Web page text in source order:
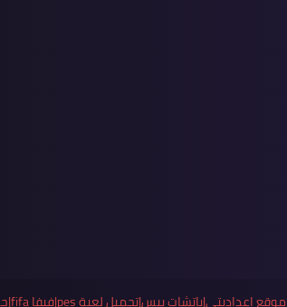
موقع اعداديتي|باتشات بيس|تحميل لعبة pes|فيفا fifa|جاتا gta|العاب اندرويد android|محاكي PS2 ISOs|PSP